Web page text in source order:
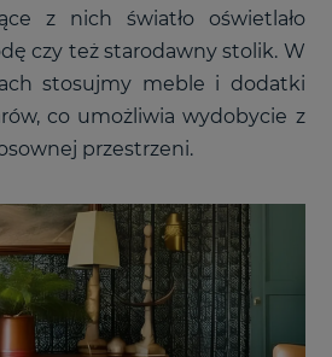
z nich światło oświetlało
czy też starodawny stolik. W
stosujmy meble i dodatki
co umożliwia wydobycie z
przestrzeni.